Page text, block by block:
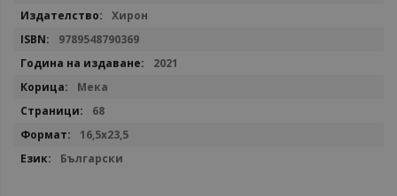
Хирон
9789548790369
2021
Мекa
68
16,5x23,5
Български